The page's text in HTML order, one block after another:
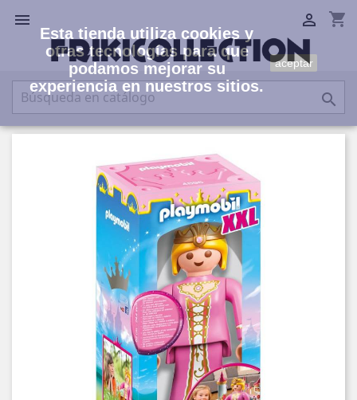
 shopping_cart


Esta tienda utiliza cookies y
otras tecnologías para que
podamos mejorar su
experiencia en nuestros sitios.
aceptar